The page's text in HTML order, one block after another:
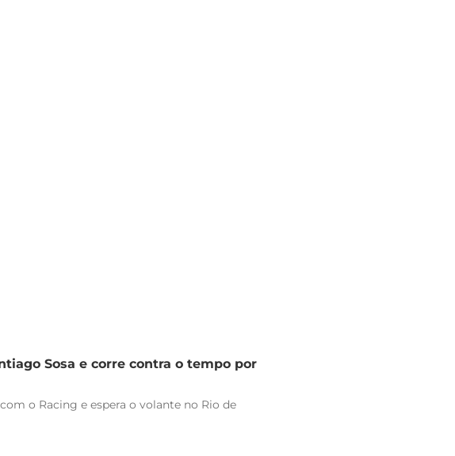
Sosa e corre contra o tempo por
o Racing e espera o volante no Rio de